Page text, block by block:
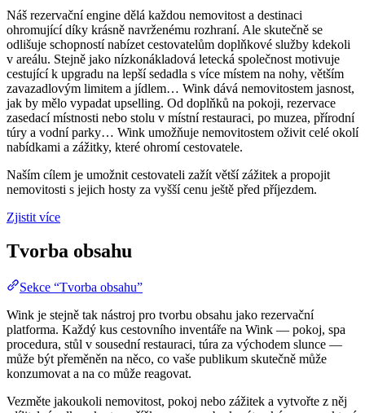
Náš rezervační engine dělá každou nemovitost a destinaci
ohromující díky krásně navrženému rozhraní. Ale skutečně se
odlišuje schopností nabízet cestovatelům doplňkové služby kdekoli
v areálu. Stejně jako nízkonákladová letecká společnost motivuje
cestující k upgradu na lepší sedadla s více místem na nohy, větším
zavazadlovým limitem a jídlem… Wink dává nemovitostem jasnost,
jak by mělo vypadat upselling. Od doplňků na pokoji, rezervace
zasedací místnosti nebo stolu v místní restauraci, po muzea, přírodní
túry a vodní parky… Wink umožňuje nemovitostem oživit celé okolí
nabídkami a zážitky, které ohromí cestovatele.
Naším cílem je umožnit cestovateli zažít větší zážitek a propojit
nemovitosti s jejich hosty za vyšší cenu ještě před příjezdem.
Zjistit více
Tvorba obsahu
Sekce “Tvorba obsahu”
Wink je stejně tak nástroj pro tvorbu obsahu jako rezervační
platforma. Každý kus cestovního inventáře na Wink — pokoj, spa
procedura, stůl v sousední restauraci, túra za východem slunce —
může být přeměněn na něco, co vaše publikum skutečně může
konzumovat a na co může reagovat.
Vezměte jakoukoli nemovitost, pokoj nebo zážitek a vytvořte z něj